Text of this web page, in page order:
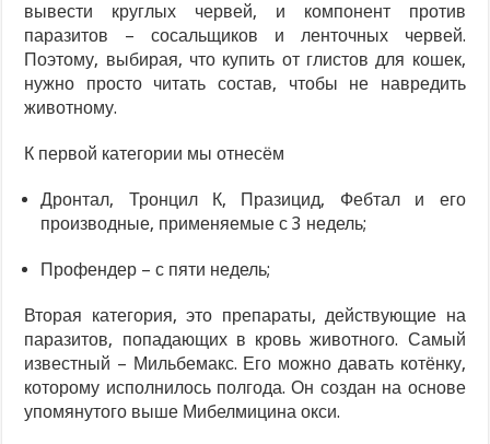
вывести круглых червей, и компонент против
паразитов – сосальщиков и ленточных червей.
Поэтому, выбирая, что купить от глистов для кошек,
нужно просто читать состав, чтобы не навредить
животному.
К первой категории мы отнесём
Дронтал, Тронцил К, Празицид, Фебтал и его
производные, применяемые с 3 недель;
Профендер – с пяти недель;
Вторая категория, это препараты, действующие на
паразитов, попадающих в кровь животного. Самый
известный – Мильбемакс. Его можно давать котёнку,
которому исполнилось полгода. Он создан на основе
упомянутого выше Мибелмицина окси.